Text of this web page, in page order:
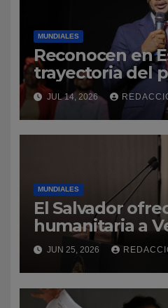
MUNDIALES
Reconocen en
trayectoria del
profesor
ingeniería civil
JUL 14, 2026
MUNDIALES
El Salvador
humanitaria a
la emergencia
JUN 25, 2026